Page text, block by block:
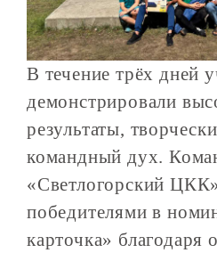
В течение трёх дней
демонстрировали
результаты,
командный дух.
«Светлогорский
победителями в
карточка» благодаря